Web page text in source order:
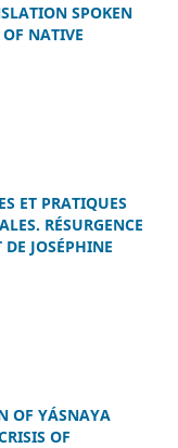
SPOKEN
NATIVE
ET PRATIQUES
RÉSURGENCE
JOSÉPHINE
OF YÁSNAYA
OF